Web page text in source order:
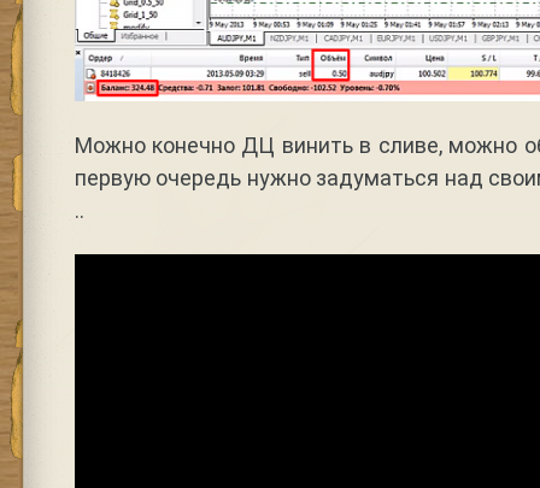
Можно конечно ДЦ винить в сливе, можно
первую очередь нужно задуматься над
..